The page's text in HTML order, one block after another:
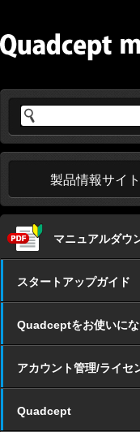
製品情報サイ
マニュアルダウ
スタートアップガイド
Quadceptをお使いに
アカウント管理/ライセ
Quadcept